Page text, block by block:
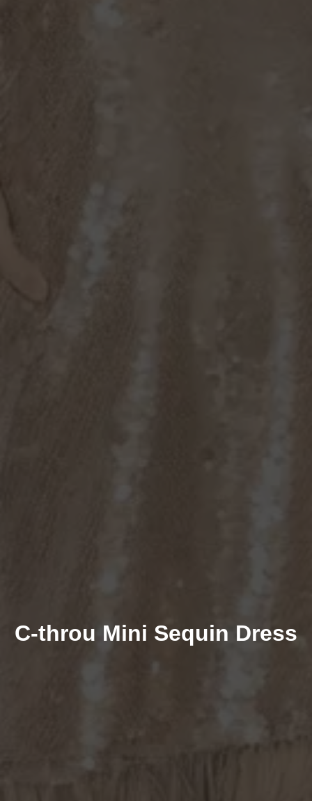
C-throu Mini Sequin Dress